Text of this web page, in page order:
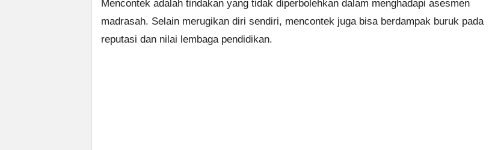
Mencontek adalah tindakan yang tidak diperbolehkan dalam menghadapi asesmen
madrasah. Selain merugikan diri sendiri, mencontek juga bisa berdampak buruk pada
reputasi dan nilai lembaga pendidikan.